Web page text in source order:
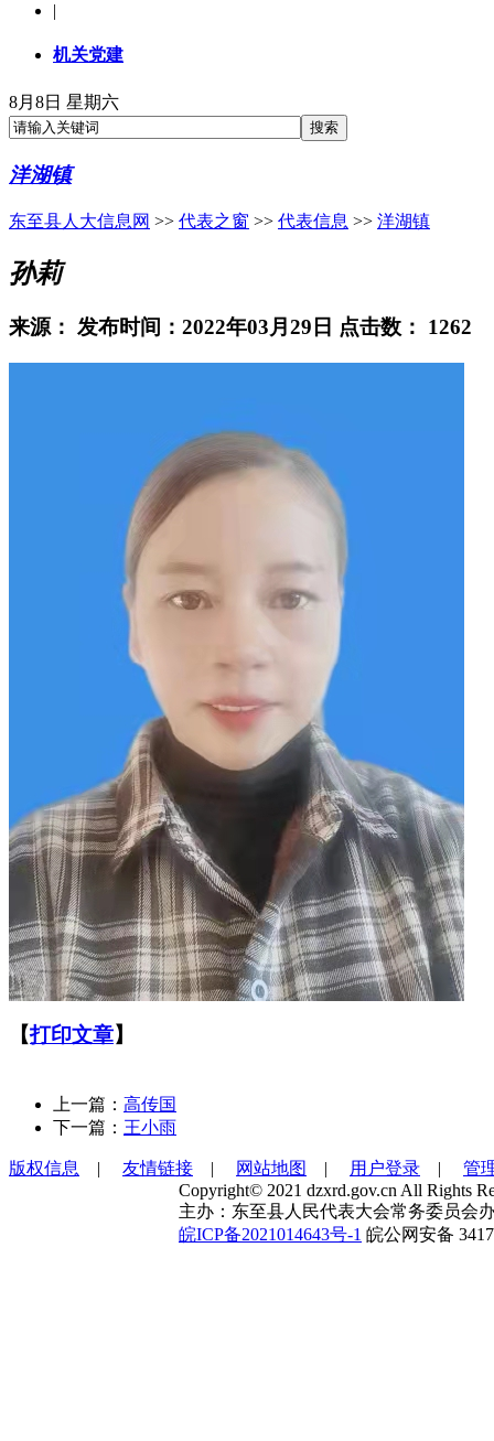
|
机关党建
8月8日 星期六
洋湖镇
东至县人大信息网 >> 代表之窗 >> 代表信息 >> 洋湖镇
孙莉
来源： 发布时间：2022年03月29日 点击数： 1262
【打印文章】
上一篇： 高传国
下一篇： 王小雨
版权信息 | 友情链接 | 网站地图 | 用户登录 | 管
Copyright© 2021 dzxrd.gov.cn All Rights
主办：东至县人民代表大会常务委员会
皖ICP备2021014643号-1 皖公网安备